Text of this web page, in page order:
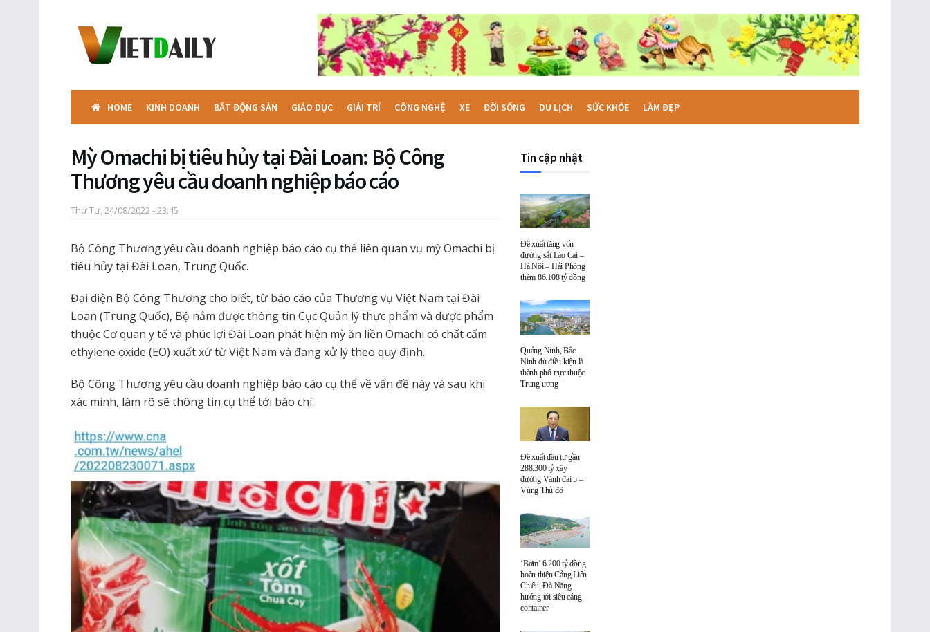
HOME KINH DOANH BẤT ĐỘNG SẢN GIÁO DỤC GIẢI TRÍ CÔNG NGHỆ XE ĐỜI SỐNG DU LỊCH SỨC KHỎE LÀM ĐẸP
Mỳ Omachi bị tiêu hủy tại Đài Loan: Bộ Công
Thương yêu cầu doanh nghiệp báo cáo
Thứ Tư, 24/08/2022 - 23:45
Bộ Công Thương yêu cầu doanh nghiệp báo cáo cụ thể liên quan vụ mỳ Omachi bị
tiêu hủy tại Đài Loan, Trung Quốc.
Đại diện Bộ Công Thương cho biết, từ báo cáo của Thương vụ Việt Nam tại Đài
Loan (Trung Quốc), Bộ nắm được thông tin Cục Quản lý thực phẩm và dược phẩm
thuộc Cơ quan y tế và phúc lợi Đài Loan phát hiện mỳ ăn liền Omachi có chất cấm
ethylene oxide (EO) xuất xứ từ Việt Nam và đang xử lý theo quy định.
Bộ Công Thương yêu cầu doanh nghiệp báo cáo cụ thể về vấn đề này và sau khi
xác minh, làm rõ sẽ thông tin cụ thể tới báo chí.
Tin cập nhật
Đề xuất tăng vốn
đường sắt Lào Cai –
Hà Nội – Hải Phòng
thêm 86.108 tỷ đồng
Quảng Ninh, Bắc
Ninh đủ điều kiện là
thành phố trực thuộc
Trung ương
Đề xuất đầu tư gần
288.300 tỷ xây
đường Vành đai 5 –
Vùng Thủ đô
‘Bơm’ 6.200 tỷ đồng
hoàn thiện Cảng Liên
Chiểu, Đà Nẵng
hướng tới siêu cảng
container